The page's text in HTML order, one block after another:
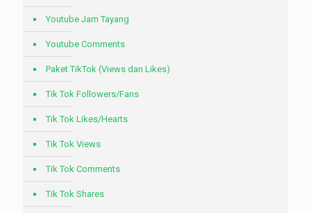
Youtube Jam Tayang
Youtube Comments
Paket TikTok (Views dan Likes)
Tik Tok Followers/Fans
Tik Tok Likes/Hearts
Tik Tok Views
Tik Tok Comments
Tik Tok Shares